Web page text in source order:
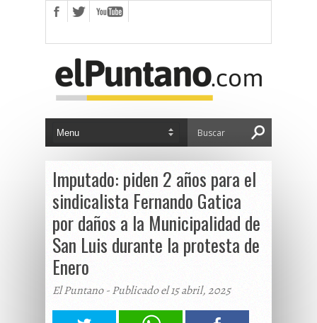
Imputado: piden 2 años para el
sindicalista Fernando Gatica
por daños a la Municipalidad de
San Luis durante la protesta de
Enero
El Puntano - Publicado el 15 abril, 2025